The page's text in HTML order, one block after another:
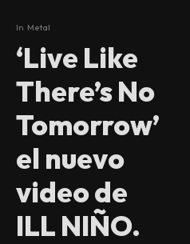
In Metal
‘Live Like
There’s No
Tomorrow’
el nuevo
video de
ILL NIÑO.